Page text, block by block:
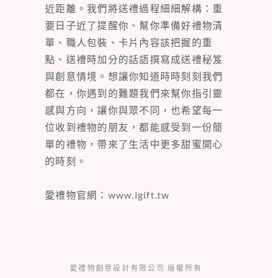
近距離。我們將送禮過程細細解構：重
要日子近了提醒你、幫你準備好禮物清
單、職人包裝、卡片內容該把握的重
點、送禮時加分的話語撰寫成送禮秘笈
與創意情境。想讓你知道時時刻刻我們
都在，你遇到的難題我們來幫你指引靈
感與方向，讓你與眾不同，也希望每一
位收到禮物的朋友，都能感受到一份簡
單的禮物，帶來了生活中更多甜蜜開心
的時刻。
愛禮物官網： www.igift.tw
愛禮物創意設計有限公司 版權所有